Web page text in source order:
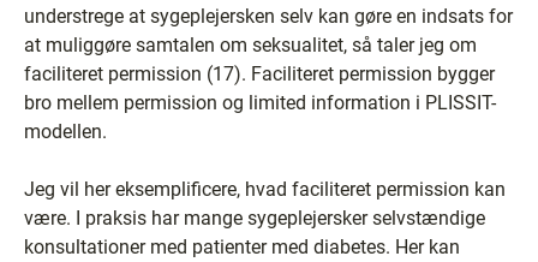
understrege at sygeplejersken selv kan gøre en indsats for
at muliggøre samtalen om seksualitet, så taler jeg om
faciliteret permission (17). Faciliteret permission bygger
bro mellem permission og limited information i PLISSIT-
modellen.
Jeg vil her eksemplificere, hvad faciliteret permission kan
være. I praksis har mange sygeplejersker selvstændige
konsultationer med patienter med diabetes. Her kan